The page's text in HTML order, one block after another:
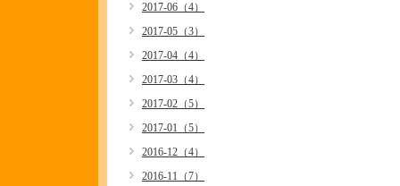
2017-06（4）
2017-05（3）
2017-04（4）
2017-03（4）
2017-02（5）
2017-01（5）
2016-12（4）
2016-11（7）